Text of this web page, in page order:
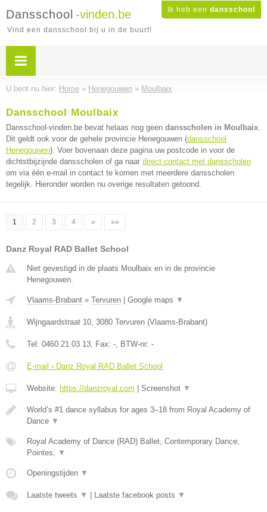
Ik heb een dansschool
Dansschool -vinden.be
Vind een dansschool bij u in de buurt!
U bent nu hier: Home » Henegouwen » Moulbaix
Dansschool Moulbaix
Dansschool-vinden.be bevat helaas nog geen dansscholen in Moulbaix.
Dit geldt ook voor de gehele provincie Henegouwen (dansschool
Henegouwen). Voer bovenaan deze pagina uw postcode in voor de
dichtstbijzijnde dansscholen of ga naar direct contact met dansscholen
om via één e-mail in contact te komen met meerdere dansscholen
tegelijk. Hieronder worden nu overige resultaten getoond.
1 2 3 4 » »»
Danz Royal RAD Ballet School
Niet gevestigd in de plaats Moulbaix en in de provincie
Henegouwen.
Vlaams-Brabant » Tervuren Google maps ▼
Wijngaardstraat 10, 3080 Tervuren (Vlaams-Brabant)
Tel: 0460 21 03 13, Fax: -, BTW-nr: -
E-mail › Danz Royal RAD Ballet School
Website: https://danzroyal.com Screenshot ▼
World’s #1 dance syllabus for ages 3–18 from Royal Academy of
Dance ▼
Royal Academy of Dance (RAD) Ballet, Contemporary Dance,
Pointes, ▼
Openingstijden ▼
Laatste tweets ▼ Laatste facebook posts ▼